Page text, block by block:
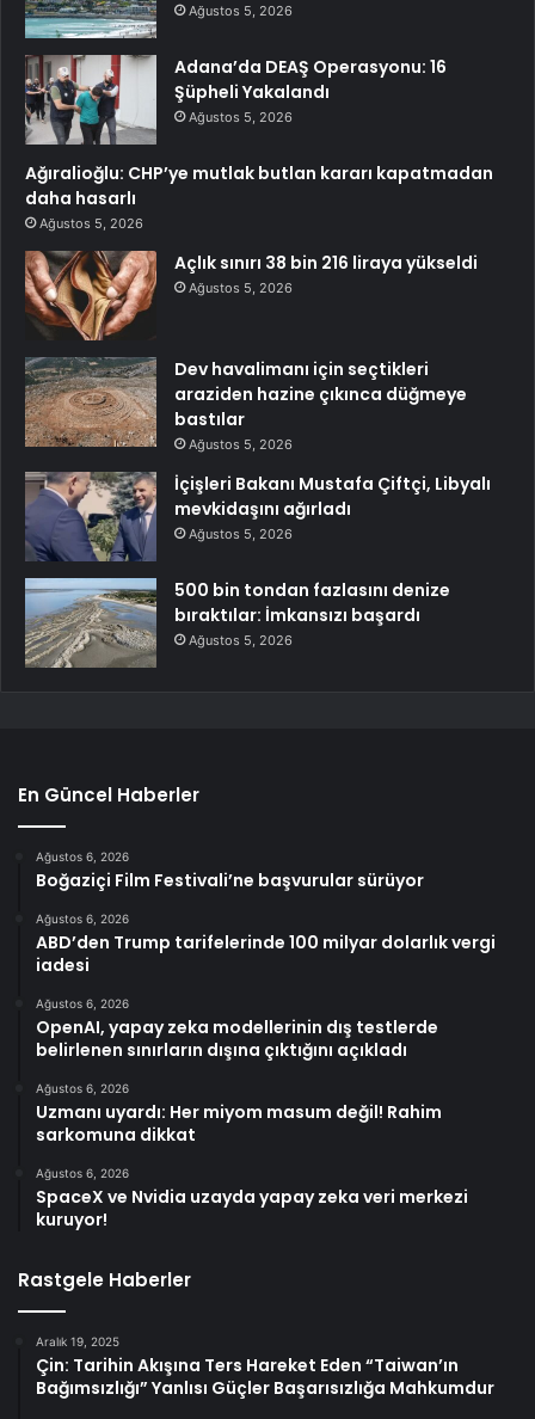
Ağustos 5, 2026
Adana’da DEAŞ Operasyonu: 16
Şüpheli Yakalandı
Ağustos 5, 2026
Ağıralioğlu: CHP’ye mutlak butlan kararı kapatmadan
daha hasarlı
Ağustos 5, 2026
Açlık sınırı 38 bin 216 liraya yükseldi
Ağustos 5, 2026
Dev havalimanı için seçtikleri
araziden hazine çıkınca düğmeye
bastılar
Ağustos 5, 2026
İçişleri Bakanı Mustafa Çiftçi, Libyalı
mevkidaşını ağırladı
Ağustos 5, 2026
500 bin tondan fazlasını denize
bıraktılar: İmkansızı başardı
Ağustos 5, 2026
En Güncel Haberler
Ağustos 6, 2026
Boğaziçi Film Festivali’ne başvurular sürüyor
Ağustos 6, 2026
ABD’den Trump tarifelerinde 100 milyar dolarlık vergi
iadesi
Ağustos 6, 2026
OpenAI, yapay zeka modellerinin dış testlerde
belirlenen sınırların dışına çıktığını açıkladı
Ağustos 6, 2026
Uzmanı uyardı: Her miyom masum değil! Rahim
sarkomuna dikkat
Ağustos 6, 2026
SpaceX ve Nvidia uzayda yapay zeka veri merkezi
kuruyor!
Rastgele Haberler
Aralık 19, 2025
Çin: Tarihin Akışına Ters Hareket Eden “Taiwan’ın
Bağımsızlığı” Yanlısı Güçler Başarısızlığa Mahkumdur